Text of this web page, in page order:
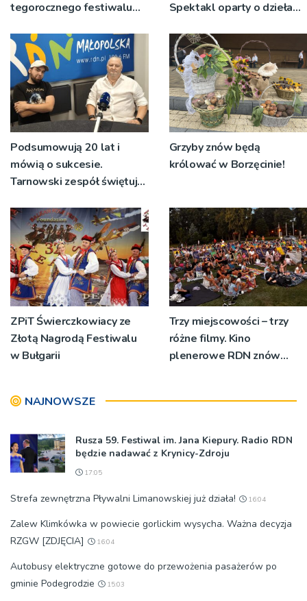
tegorocznego festiwalu
niecodziennych
okolicznościach
Spektakl oparty o dzieła
Podsumowują 20 lat i
mówią o sukcesie.
Tarnowski zespół świętuje
koncert
Grzyby znów będą
królować w Borzęcinie!
ZPiT Świerczkowiacy ze
Złotą Nagrodą Festiwalu
w Bułgarii
Trzy miejscowości – trzy
różne filmy. Kino
plenerowe RDN znów
NAJNOWSZE
Rusza 59. Festiwal im. Jana Kiepury. Radio RDN
będzie nadawać z Krynicy-Zdroju
17:05
Strefa zewnętrzna Pływalni Limanowskiej już działa! 16:04
Zalew Klimkówka w powiecie gorlickim wysycha. Ważna decyzja
RZGW [ZDJĘCIA]
16:04
Autobusy elektryczne gotowe do przewożenia pasażerów po
gminie Podegrodzie
15:03